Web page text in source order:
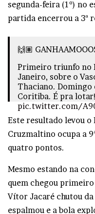
segunda-feira (1º) no
partida encerrou a 3ª
🙌🏽
Primeiro triunfo no
Janeiro, sobre o
Thaciano. Domingo
Coritiba. É pra
pic.twitter.com/
— Esporte Clube
Este resultado levou o
Cruzmaltino ocupa a
quatro pontos.
Mesmo estando na
quem chegou
Vítor Jacaré chutou
espalmou e a bola